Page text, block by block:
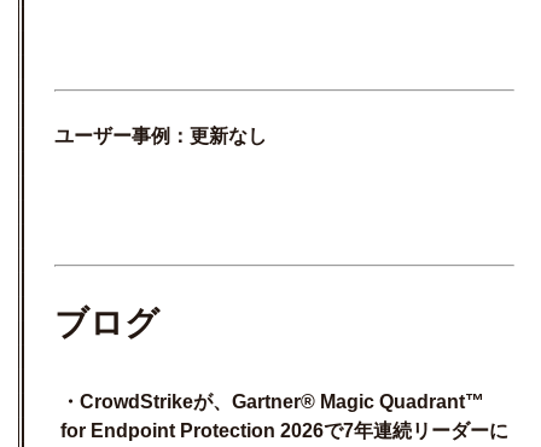
ユーザー事例：更新なし
ブログ
・ CrowdStrikeが、 Gartner® Magic Quadrant™
for Endpoint Protection 2026で7年連続リーダーに